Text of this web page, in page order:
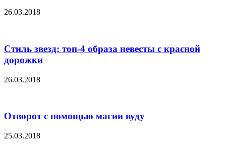
26.03.2018
Стиль звезд: топ-4 образа невесты с красной
дорожки
26.03.2018
Отворот с помощью магии вуду
25.03.2018